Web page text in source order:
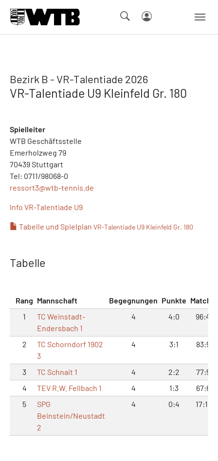
Bezirk B - VR-Talentiade 2026
VR-Talentiade U9 Kleinfeld Gr. 180
Spielleiter
WTB Geschäftsstelle
Emerholzweg 79
70439 Stuttgart
Tel: 0711/98068-0
ressort3@wtb-tennis.de
Info VR-Talentiade U9
Tabelle und Spielplan VR-Talentiade U9 Kleinfeld Gr. 180
Tabelle
Rang Mannschaft Begegnungen Punkte
1
TC Weinstadt-
Endersbach 1
4 4:0 96:40
2
TC Schorndorf 1902
3
4 3:1 83:53
3 TC Schnait 1 4 2:2
77:59
4
TEV R.W. Fellbach 1 4 1:3
67:69
5
SPG
Beinstein/Neustadt
2
4 0:4 17:119